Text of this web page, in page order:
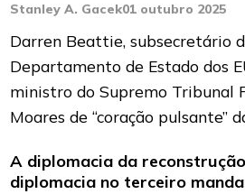
Stanley A. Gacek01 outubro 2025
Darren Beattie, subsecretário
Departamento de Estado dos
ministro do Supremo Tribunal
Moares de “coração pulsante”
A diplomacia da
diplomacia no terceiro